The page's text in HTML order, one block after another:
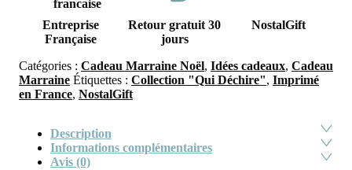
Entreprise
Française
Retour gratuit 30
jours
NostalGift
Catégories : Cadeau Marraine Noël, Idées cadeaux, Cadeau
Marraine Étiquettes : Collection "Qui Déchire", Imprimé
en France, NostalGift
Description
Informations complémentaires
Avis (0)